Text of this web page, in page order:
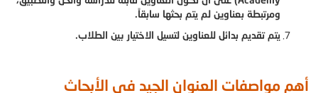
ومرتبطة بعناوين لم يتم بحثها سابقاً.
يتم تقديم بدائل للعناوين لتسيل الاختيار بين الطلاب.
أهم مواصفات العنوان الجيد في الأبحاث